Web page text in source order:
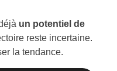
un potentiel de
reste incertaine.
la tendance.